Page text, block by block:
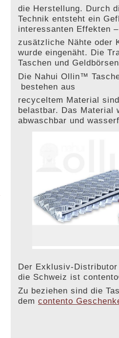
die Herstellung. Durch
Technik entsteht ein
interessanten Effekten
zusätzliche Nähte oder
wurde eingenäht. Die
Taschen und
Die Nahui Ollin™
bestehen aus
recyceltem Material
belastbar. Das Material
abwaschbar und
Der Exklusiv-
die Schweiz ist
Zu beziehen sind die
dem contento